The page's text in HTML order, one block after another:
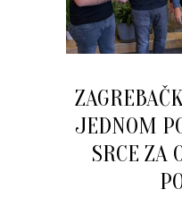
JEDNOM
SRCE ZA